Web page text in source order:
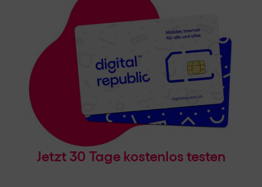
Jetzt 30 Tage kostenlos testen